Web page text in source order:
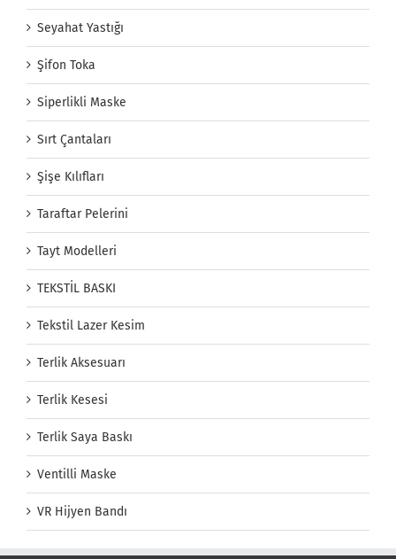
Seyahat Yastığı
Şifon Toka
Siperlikli Maske
Sırt Çantaları
Şişe Kılıfları
Taraftar Pelerini
Tayt Modelleri
TEKSTİL BASKI
Tekstil Lazer Kesim
Terlik Aksesuarı
Terlik Kesesi
Terlik Saya Baskı
Ventilli Maske
VR Hijyen Bandı